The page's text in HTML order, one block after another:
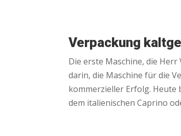
Verpackung
Die erste Maschine, die
darin, die Maschine für die
kommerzieller Erfolg. Heute
dem italienischen Caprino